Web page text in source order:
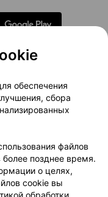
маркетинг
Доставка
Партнеры
103.by
обеспечения
сбора
файлов
более позднее время.
о целях,
cookie вы
обработки